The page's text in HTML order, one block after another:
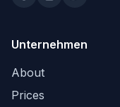
Unternehmen
About
Prices